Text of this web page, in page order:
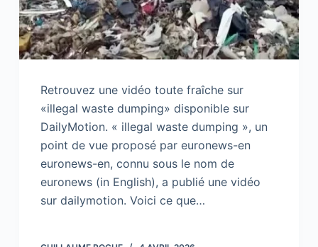
Retrouvez une vidéo toute fraîche sur
«illegal waste dumping» disponible sur
DailyMotion. « illegal waste dumping », un
point de vue proposé par euronews-en
euronews-en, connu sous le nom de
euronews (in English), a publié une vidéo
sur dailymotion. Voici ce que…